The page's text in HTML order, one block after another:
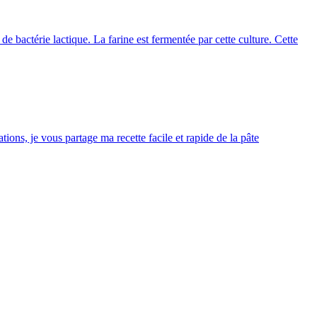
bactérie lactique. La farine est fermentée par cette culture. Cette
je vous partage ma recette facile et rapide de la pâte